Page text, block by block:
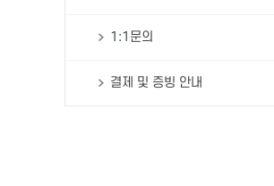
1:1문의
결제 및 증빙 안내